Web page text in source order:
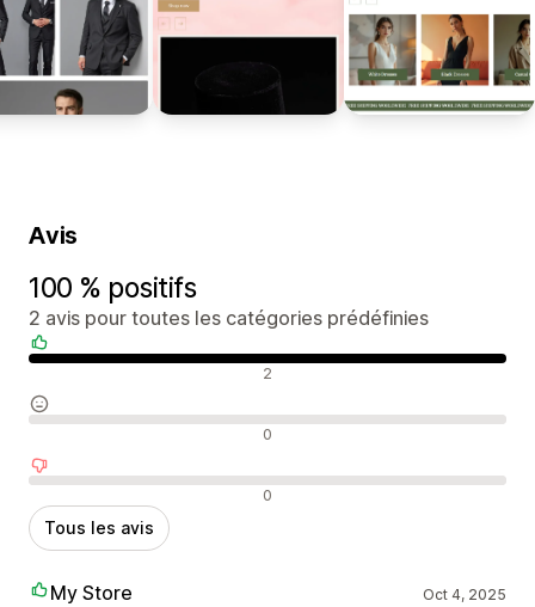
Avis
100 % positifs
2 avis pour toutes les catégories prédéfinies
2
0
0
Tous les avis
My Store Oct 4, 2025